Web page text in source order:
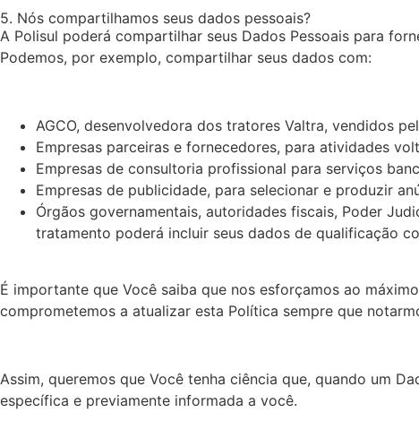
5. Nós compartilhamos seus dados pessoais?
A Polisul poderá compartilhar seus Dados Pessoais para
Podemos, por exemplo, compartilhar seus dados com:
AGCO, desenvolvedora dos tratores Valtra, vendidos
Empresas parceiras e fornecedores, para atividades
Empresas de consultoria profissional para serviços
Empresas de publicidade, para selecionar e produzir
Órgãos governamentais, autoridades fiscais, Poder
tratamento poderá incluir seus dados de qualificação
É importante que Você saiba que nos esforçamos ao
comprometemos a atualizar esta Política sempre que
Assim, queremos que Você tenha ciência que, quando um
específica e previamente informada a você.